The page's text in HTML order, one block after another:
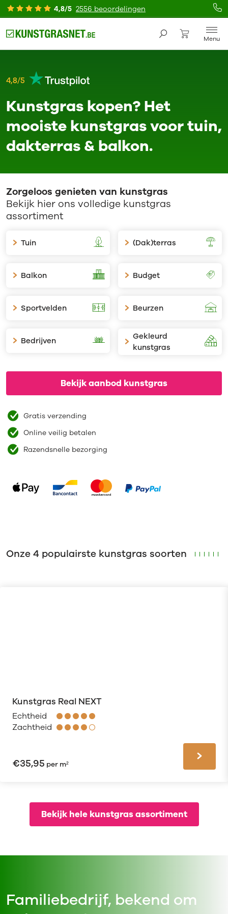
4,8/5 2556 beoordelingen
Menu
4,8/5
Kunstgras kopen? Het
mooiste kunstgras voor tuin,
dakterras & balkon.
Zorgeloos genieten van kunstgras
Bekijk hier ons volledige kunstgras
assortiment
Tuin (Dak)terras
Balkon Budget
Sportvelden Beurzen
Bedrijven
Gekleurd
kunstgras
Bekijk aanbod kunstgras
Gratis verzending
Online veilig betalen
Razendsnelle bezorging
Onze 4 populairste kunstgras soorten
Kunstgras Real NEXT
Echtheid
Zachtheid
€35,95 per m²
Bekijk hele kunstgras assortiment
Familiebedrijf, bekend om